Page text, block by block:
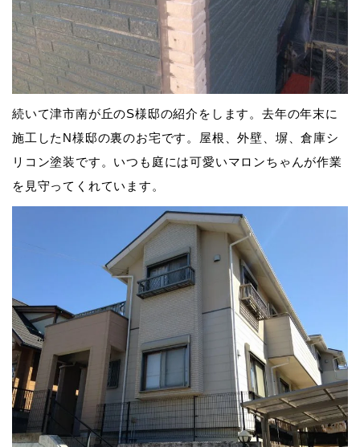
続いて津市南が丘のS様邸の紹介をします。去年の年末に
施工したN様邸の裏のお宅です。
屋根、外壁、塀、倉庫シ
リコン塗装です。 いつも庭には可愛いマロンちゃんが作業
を見守ってくれています。